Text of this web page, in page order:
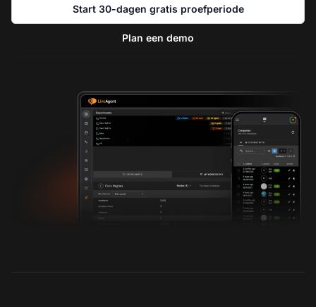
Start 30-dagen gratis proefperiode
Plan een demo